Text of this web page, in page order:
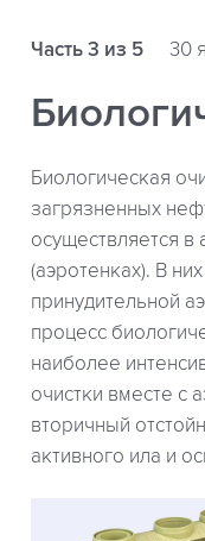
Часть 3 из 5 30
Биологическая
загрязненных
осуществляется
(аэротенках). В
принудительной
процесс
наиболее
очистки вместе с
вторичный
активного ила и